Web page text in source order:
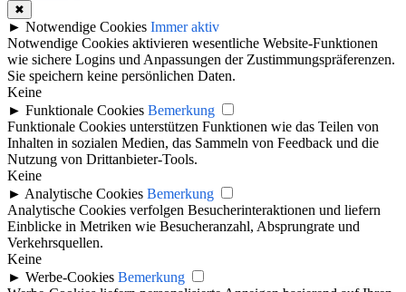
✖
► Notwendige Cookies Immer aktiv
Notwendige Cookies aktivieren wesentliche Website-Funktionen
wie sichere Logins und Anpassungen der Zustimmungspräferenzen.
Sie speichern keine persönlichen Daten.
Keine
► Funktionale Cookies Bemerkung
Funktionale Cookies unterstützen Funktionen wie das Teilen von
Inhalten in sozialen Medien, das Sammeln von Feedback und die
Nutzung von Drittanbieter-Tools.
Keine
► Analytische Cookies Bemerkung
Analytische Cookies verfolgen Besucherinteraktionen und liefern
Einblicke in Metriken wie Besucheranzahl, Absprungrate und
Verkehrsquellen.
Keine
► Werbe-Cookies Bemerkung